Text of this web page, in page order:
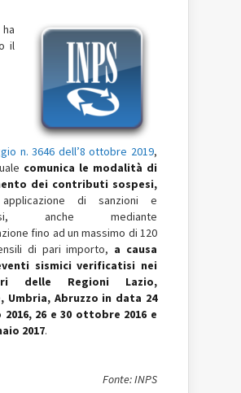
il
n. 3646 dell’8 ottobre 2019,
comunica le modalità di
dei contributi sospesi,
di sanzioni e
anche mediante
fino ad un massimo di 120
di pari importo, a causa
sismici verificatisi nei
delle Regioni Lazio,
Umbria, Abruzzo in data 24
26 e 30 ottobre 2016 e
2017.
Fonte: INPS